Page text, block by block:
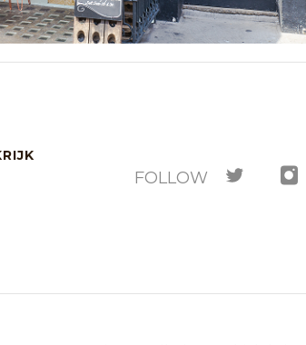
FOLLOW